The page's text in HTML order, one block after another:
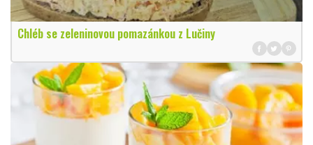
Chléb se zeleninovou pomazánkou z Lučiny